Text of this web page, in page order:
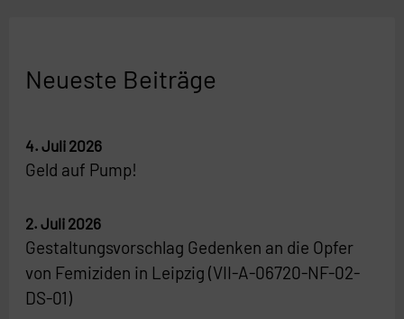
Neueste Beiträge
Geld auf Pump!
4. Juli 2026
Gestaltungsvorschlag Gedenken an die Opfer
von Femiziden in Leipzig (VII-A-06720-NF-02-
DS-01)
2. Juli 2026